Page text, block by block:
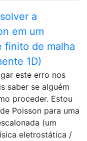
a
em um
finito de malha
1D)
este erro nos
saber se alguém
proceder. Estou
Poisson para uma
(um
eletrostática /